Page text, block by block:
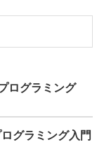
ログラミング
グラミング入門